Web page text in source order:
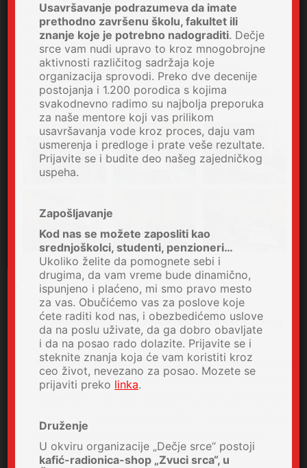
osobe sa invaliditetom u Zvucima srca prave
proizvode majice, puzle, šolje, cegere za opšte
građanstvo i tako razbijaju predrasude o sebi.
Ambasador Japana je ponudio svesrdnu pomoć
Zvucima srca i osobama sa smetnjama u mentalnom
razvoju u Srbiji i u budućnosti
Slatke poslastice od donatora za kafe „Zvuci
srca“ na Čuburi
Na inicjativu Člana Veća Gradske opštine Vračar, Marka
Čuturila i Saveta za osobe sa invaliditetom GO Vračar,
Vračar posetio kafić i razgovarao sa direktorom
Udruženja „Dečje srce“ Goranom Rojevićem.
Usavršavanje podrazumeva da imate
prethodno završenu školu, fakultet ili
znanje koje je potrebno nadograditi. Dečje
srce vam nudi upravo to kroz mnogobrojne
aktivnosti različitog sadržaja koje
organizacija sprovodi. Preko dve decenije
postojanja i 1.200 porodica s kojima
svakodnevno radimo su najbolja preporuka
za naše mentore koji vas prilikom
usavršavanja vode kroz proces, daju vam
usmerenja i predloge i prate veše rezultate.
Prijavite se i budite deo našeg zajedničkog
uspeha.
Zapošljavanje
Kod nas se možete zaposliti kao
srednjoškolci, studenti, penzioneri…
Ukoliko želite da pomognete sebi i
drugima, da vam vreme bude dinamično,
ispunjeno i plaćeno, mi smo pravo mesto
za vas. Obučićemo vas za poslove koje
ćete raditi kod nas, i obezbedićemo uslove
da na poslu uživate, da ga dobro obavljate
i da na posao rado dolazite. Prijavite se i
steknite znanja koja će vam koristiti kroz
ceo život, nevezano za posao. Mozete se
prijaviti preko linka.
Druženje
U okviru organizacije „Dečje srce“ postoji
kafić-radionica-shop „Zvuci srca“, u